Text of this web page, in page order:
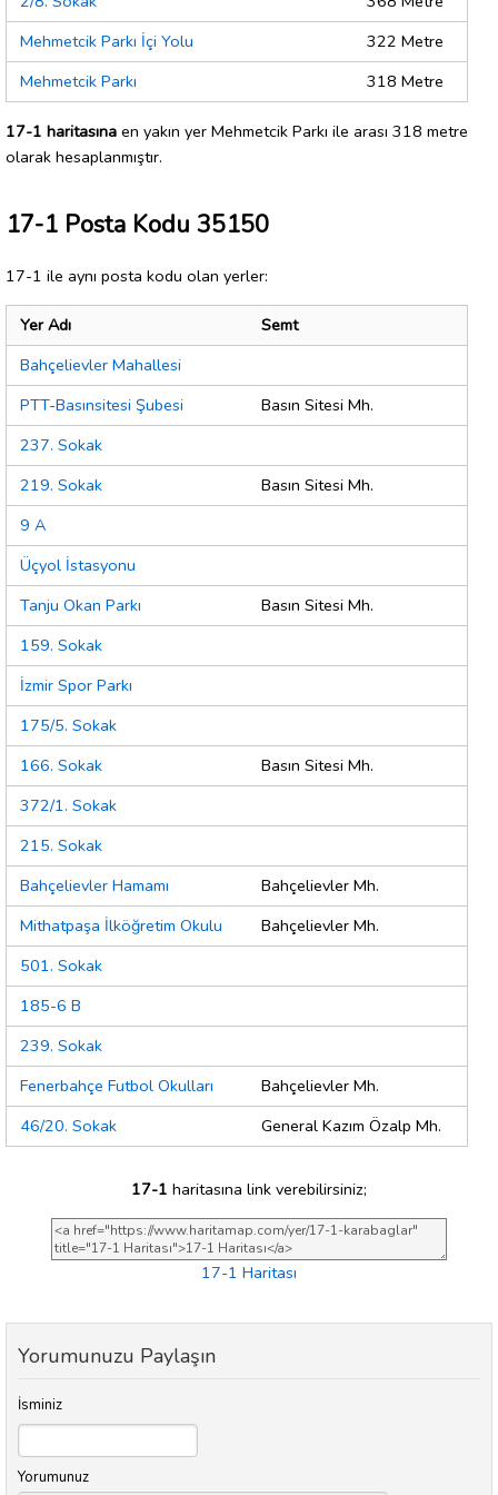
Mehmetcik Parkı İçi Yolu
322 Metre
Mehmetcik Parkı
318 Metre
17-1 haritasına en yakın yer Mehmetcik Parkı ile arası 318 metre
olarak hesaplanmıştır.
17-1 Posta Kodu 35150
17-1 ile aynı posta kodu olan yerler:
Yer Adı
Semt
Bahçelievler Mahallesi
PTT-Basınsitesi Şubesi
Basın Sitesi Mh.
237. Sokak
219. Sokak
Basın Sitesi Mh.
9 A
Üçyol İstasyonu
Tanju Okan Parkı
Basın Sitesi Mh.
159. Sokak
İzmir Spor Parkı
175/5. Sokak
166. Sokak
Basın Sitesi Mh.
372/1. Sokak
215. Sokak
Bahçelievler Hamamı
Bahçelievler Mh.
Mithatpaşa İlköğretim Okulu
Bahçelievler Mh.
501. Sokak
185-6 B
239. Sokak
Fenerbahçe Futbol Okulları
Bahçelievler Mh.
46/20. Sokak
General Kazım Özalp Mh.
17-1 haritasına link verebilirsiniz;
17-1 Haritası
Yorumunuzu Paylaşın
İsminiz
Yorumunuz